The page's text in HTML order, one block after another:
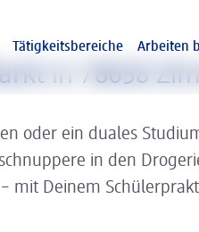
Tätigkeitsbereiche Arbeiten
in 78658
oder ein duales
in den
mit Deinem